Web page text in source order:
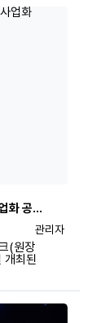
화 공…
등록자
관리자
(원장
개최된